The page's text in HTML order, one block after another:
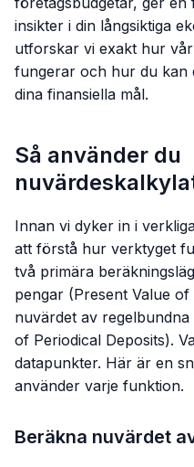
insikter i din långsiktiga
utforskar vi exakt hur
fungerar och hur du kan
dina finansiella mål.
Så använder du
Innan vi dyker in i
att förstå hur verktyget
två primära
pengar (Present Value
nuvärdet av
of Periodical Deposits).
datapunkter. Här är en
använder varje funktion.
Beräkna nuvärdet